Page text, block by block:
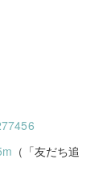
（「友だち追